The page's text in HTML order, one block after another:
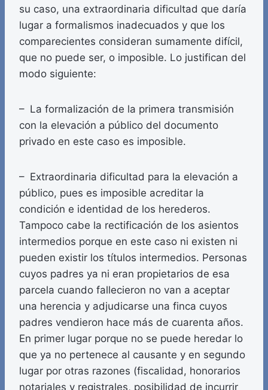
su caso, una extraordinaria dificultad que daría
lugar a formalismos inadecuados y que los
comparecientes consideran sumamente difícil,
que no puede ser, o imposible. Lo justifican del
modo siguiente:
– La formalización de la primera transmisión
con la elevación a público del documento
privado en este caso es imposible.
– Extraordinaria dificultad para la elevación a
público, pues es imposible acreditar la
condición e identidad de los herederos.
Tampoco cabe la rectificación de los asientos
intermedios porque en este caso ni existen ni
pueden existir los títulos intermedios. Personas
cuyos padres ya ni eran propietarios de esa
parcela cuando fallecieron no van a aceptar
una herencia y adjudicarse una finca cuyos
padres vendieron hace más de cuarenta años.
En primer lugar porque no se puede heredar lo
que ya no pertenece al causante y en segundo
lugar por otras razones (fiscalidad, honorarios
notariales y registrales, posibilidad de incurrir